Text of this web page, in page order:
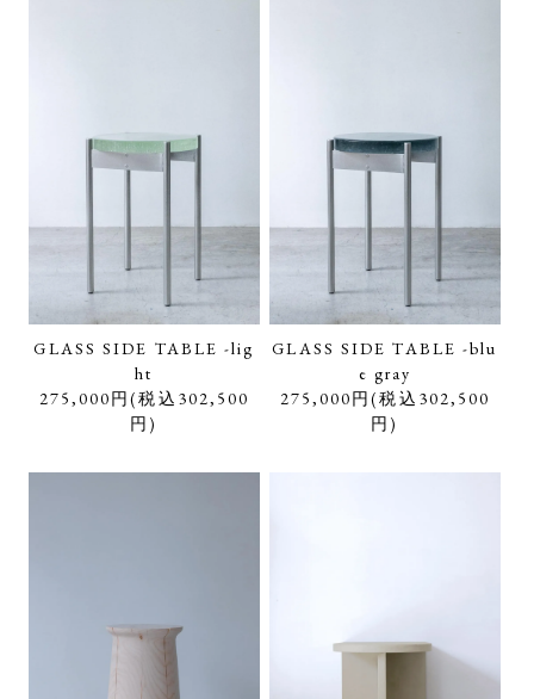
GLASS SIDE TABLE -lig
ht
275,000円(税込302,500
円)
GLASS SIDE TABLE -blu
e gray
275,000円(税込302,500
円)